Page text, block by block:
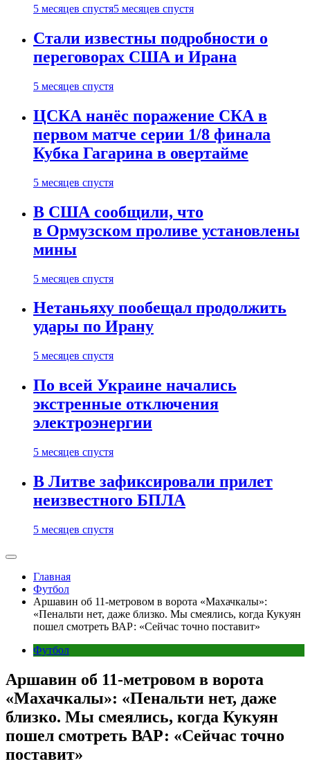
5 месяцев спустя5 месяцев спустя
Стали известны подробности о
переговорах США и Ирана
5 месяцев спустя
ЦСКА нанёс поражение СКА в
первом матче серии 1/8 финала
Кубка Гагарина в овертайме
5 месяцев спустя
В США сообщили, что
в Ормузском проливе установлены
мины
5 месяцев спустя
Нетаньяху пообещал продолжить
удары по Ирану
5 месяцев спустя
По всей Украине начались
экстренные отключения
электроэнергии
5 месяцев спустя
В Литве зафиксировали прилет
неизвестного БПЛА
5 месяцев спустя
Главная
Футбол
Аршавин об 11-метровом в ворота «Махачкалы»:
«Пенальти нет, даже близко. Мы смеялись, когда Кукуян
пошел смотреть ВАР: «Сейчас точно поставит»
Футбол
Аршавин об 11-метровом в ворота
«Махачкалы»: «Пенальти нет, даже
близко. Мы смеялись, когда Кукуян
пошел смотреть ВАР: «Сейчас точно
поставит»